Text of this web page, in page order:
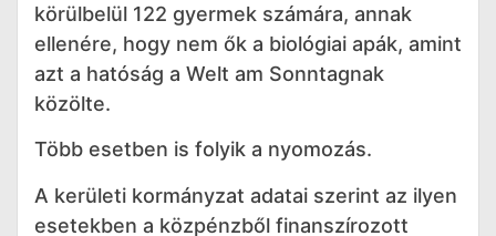
körülbelül 122 gyermek számára, annak
ellenére, hogy nem ők a biológiai apák, amint
azt a hatóság a Welt am Sonntagnak
közölte.
Több esetben is folyik a nyomozás.
A kerületi kormányzat adatai szerint az ilyen
esetekben a közpénzből finanszírozott